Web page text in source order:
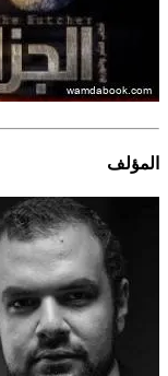
المؤلف